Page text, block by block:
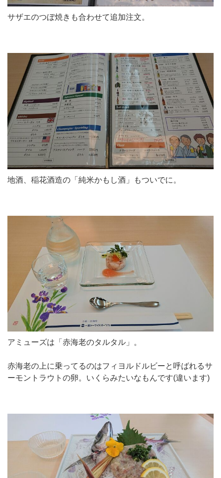
サザエのつぼ焼きも合わせて追加注文。
地酒、稲花酒造の「純米かもし酒」もついでに。
アミューズは「赤海老のタルタル」。
赤海老の上に乗ってるのはフィヨルドルビーと呼ばれるサ
ーモントラウトの卵。いくらみたいなもんです(違います)